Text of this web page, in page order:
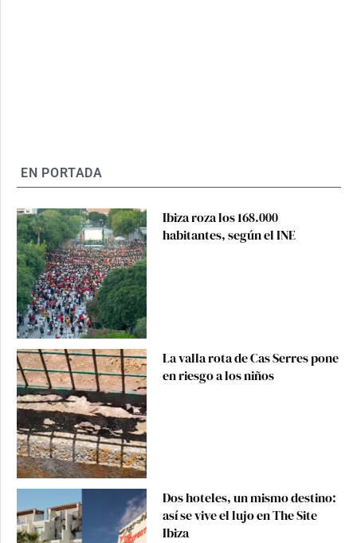
EN PORTADA
Ibiza roza los 168.000
habitantes, según el INE
La valla rota de Cas Serres pone
en riesgo a los niños
Dos hoteles, un mismo destino:
así se vive el lujo en The Site
Ibiza